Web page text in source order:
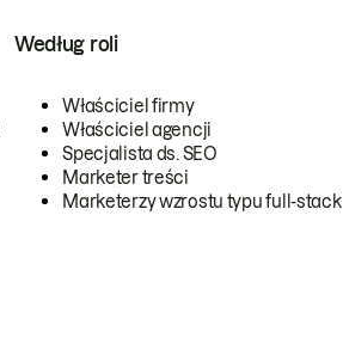
Według roli
Właściciel firmy
Właściciel agencji
Specjalista ds. SEO
Marketer treści
Marketerzy wzrostu typu full-stack